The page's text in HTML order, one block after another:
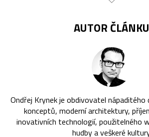
AUTOR ČLÁNKU
Ondřej Krynek je obdivovatel nápaditého
konceptů, moderní architektury,
inovativních technologií, použitelného
hudby a veškeré